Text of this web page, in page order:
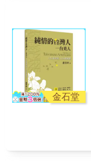
金石堂